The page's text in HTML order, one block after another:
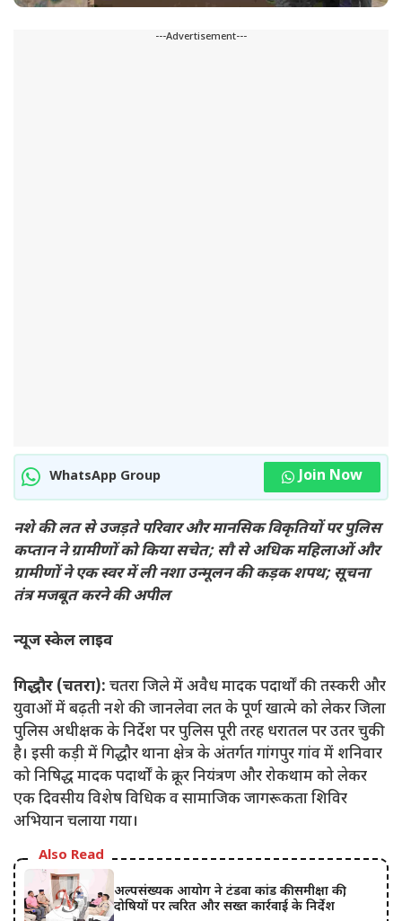
---Advertisement---
WhatsApp Group Join Now
नशे की लत से उजड़ते परिवार और मानसिक विकृतियों पर पुलिस
कप्तान ने ग्रामीणों को किया सचेत; सौ से अधिक महिलाओं और
ग्रामीणों ने एक स्वर में ली नशा उन्मूलन की कड़क शपथ; सूचना
तंत्र मजबूत करने की अपील
न्यूज स्केल लाइव
गिद्धौर (चतरा): चतरा जिले में अवैध मादक पदार्थों की तस्करी और
युवाओं में बढ़ती नशे की जानलेवा लत के पूर्ण खात्मे को लेकर जिला
पुलिस अधीक्षक के निर्देश पर पुलिस पूरी तरह धरातल पर उतर चुकी
है। इसी कड़ी में गिद्धौर थाना क्षेत्र के अंतर्गत गांगपुर गांव में शनिवार
को निषिद्ध मादक पदार्थों के क्रूर नियंत्रण और रोकथाम को लेकर
एक दिवसीय विशेष विधिक व सामाजिक जागरूकता शिविर
अभियान चलाया गया।
Also Read
अल्पसंख्यक आयोग ने टंडवा कांड की समीक्षा की,
दोषियों पर त्वरित और सख्त कार्रवाई के निर्देश